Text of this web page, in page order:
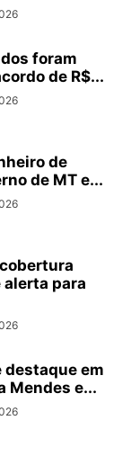
foram
de R$...
de
de MT e...
para
destaque em
Mendes e...